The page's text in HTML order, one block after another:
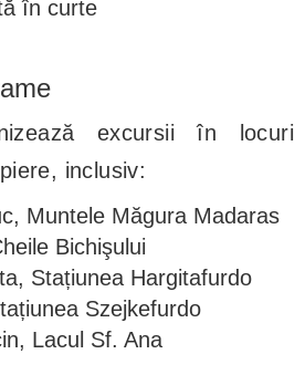
în curte
excursii în locuri
inclusiv:
Muntele Măgura Madaras
Bichişului
Stațiunea Hargitafurdo
Szejkefurdo
Lacul Sf. Ana